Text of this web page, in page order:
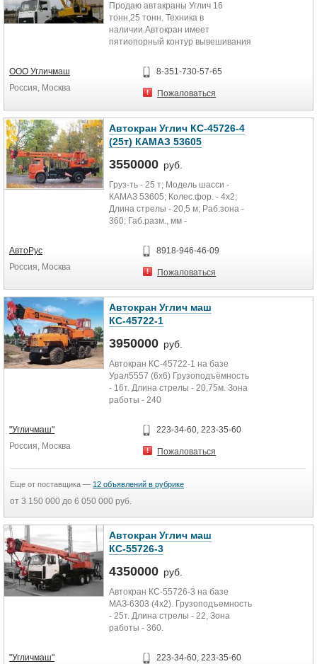
Продаю автакраны Углич 16
тонн,25 тонн. Техника в
наличии.Автокран имеет
пятиопорный контур вывешивания
гидроопоры и...
ООО Угличмаш
Россия, Москва
8-351-730-57-65
Пожаловаться
Автокран Углич КС-45726-4
(25т) КАМАЗ 53605
3550000 руб.
Груз-ть - 25 т; Модель шасси -
КАМАЗ 53605; Колес.фор. - 4x2;
Длина стрелы - 20,5 м; Раб.зона -
360; Габ.разм., мм -
АвтоРус
Россия, Москва
8918-946-46-09
Пожаловаться
Автокран Углич маш
КС-45722-1
3950000 руб.
Автокран КС-45722-1 на базе
Урал5557 (6х6) Грузоподъёмность
- 16т. Длина стрелы - 20,75м. Зона
работы - 240
"Угличмаш"
Россия, Москва
223-34-60, 223-35-60
Пожаловаться
Еще от поставщика — 12 объявлений в рубрике
от 3 150 000 до 6 050 000 руб.
Автокран Углич маш
КС-55726-3
4350000 руб.
Автокран КС-55726-3 на базе
МАЗ-6303 (4х2). Грузоподъемность
- 25т. Длина стрелы - 22, Зона
работы - 360.
"Угличмаш" 223-34-60, 223-35-60